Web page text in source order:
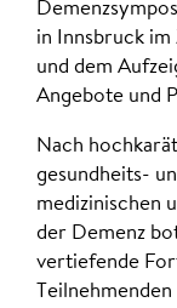
in Innsbruck im
und dem
Angebote und
Nach
gesundheits-
medizinischen
der Demenz
vertiefende